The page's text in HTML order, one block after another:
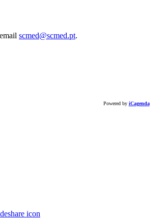
scmed@scmed.pt.
Powered by iCagenda